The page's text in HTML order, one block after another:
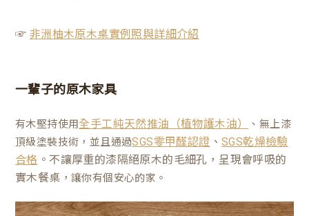
☞ 非洲柚木原木桌實例照與詳細介紹
一輩子的原木家具
有木堅持使用全手工純天然推油（植物護木油）
、無上漆
頂級塗裝技術，並且通過SGS零甲醛認證 、SGS乾燥檢驗
合格 。不讓厚重的漆隔絕原木的毛細孔，呈現會呼吸的
實木餐桌 ，讓你有個安心的家。